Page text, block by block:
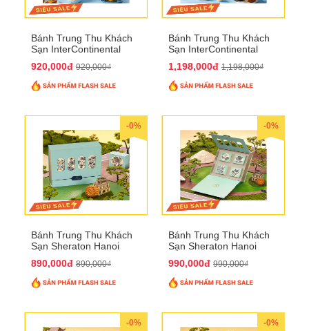
Bánh Trung Thu Khách
Sạn InterContinental
QTTT26
920,000đ 920,000₫
Bánh Trung Thu Khách
Sạn InterContinental
QTTT27
1,198,000đ 1,198,000₫
-0%
Bánh Trung Thu Khách
Sạn Sheraton Hanoi
890,000đ 890,000₫
-0%
Bánh Trung Thu Khách
Sạn Sheraton Hanoi
990,000đ 990,000₫
-0% -0%